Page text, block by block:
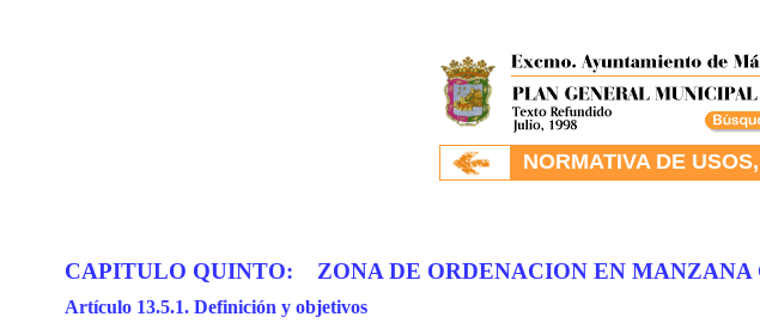
NORMATIVA DE
CAPITULO QUINTO: ZONA DE ORDENACION EN MANZANA
Artículo 13.5.1. Definición y objetivos